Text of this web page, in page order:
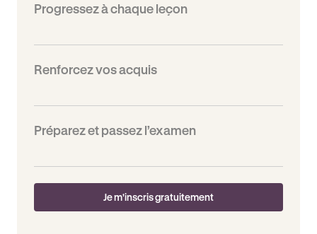
Progressez à chaque leçon
Renforcez vos acquis
Préparez et passez l’examen
Je m'inscris gratuitement